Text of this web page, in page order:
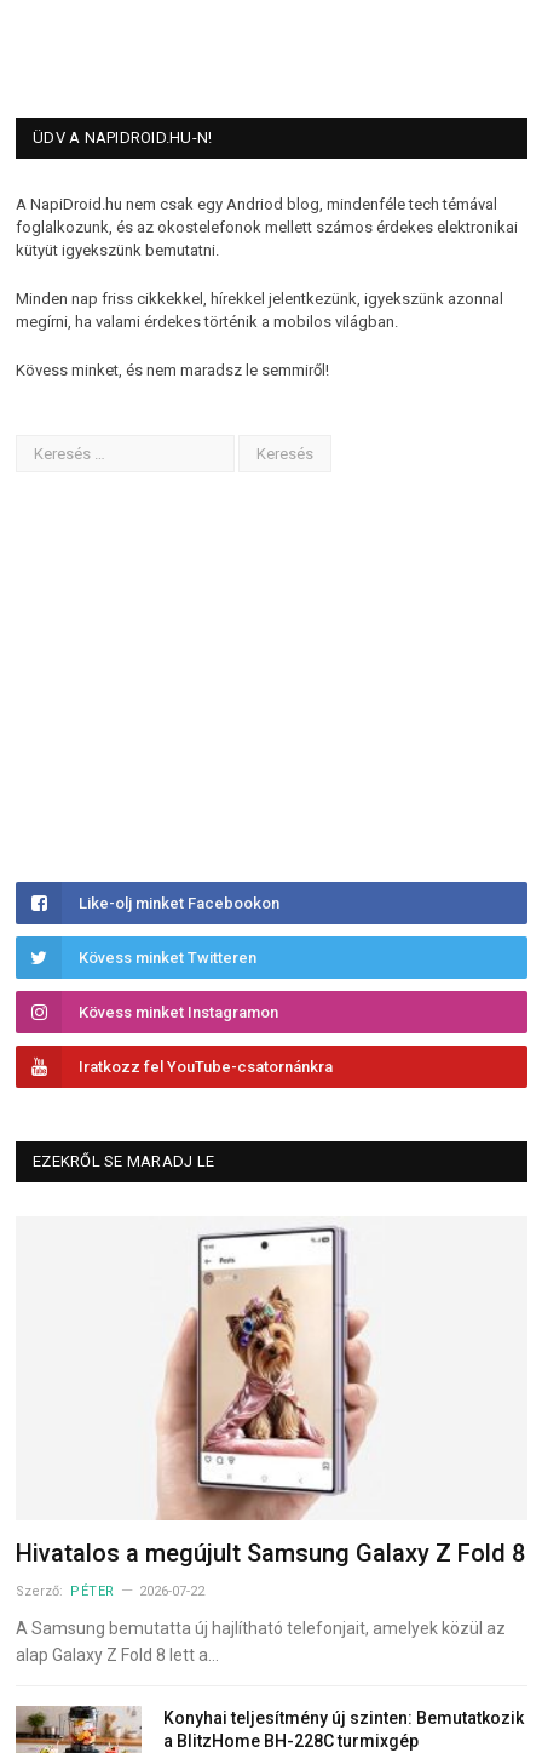
ÜDV A NAPIDROID.HU-N!
A NapiDroid.hu nem csak egy Andriod blog, mindenféle tech témával
foglalkozunk, és az okostelefonok mellett számos érdekes elektronikai
kütyüt igyekszünk bemutatni.
Minden nap friss cikkekkel, hírekkel jelentkezünk, igyekszünk azonnal
megírni, ha valami érdekes történik a mobilos világban.
Kövess minket, és nem maradsz le semmiről!
Like-olj minket Facebookon
Kövess minket Twitteren
Kövess minket Instagramon
Iratkozz fel YouTube-csatornánkra
EZEKRŐL SE MARADJ LE
Hivatalos a megújult Samsung Galaxy Z Fold 8
Szerző: PÉTER 2026-07-22
A Samsung bemutatta új hajlítható telefonjait, amelyek közül az
alap Galaxy Z Fold 8 lett a…
Konyhai teljesítmény új szinten: Bemutatkozik
a BlitzHome BH-228C turmixgép